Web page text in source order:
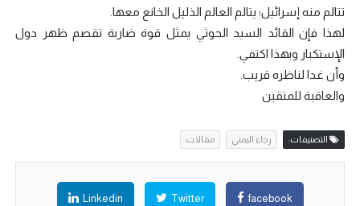
تتالم منه إسرائيل؛ يتالم العالم الذليل الخانع معها.
لهذا فإن القائد السيد الحوثي يمثل قوة ضاربة تقصم ظهر دول
الإستكبار وبهذا اكتفي.
وأن غدا لناظره قريب.
والعاقبة للمتقين
التصنيفات: رجاء اليمني مقالات
facebook
Twitter
Linkedin